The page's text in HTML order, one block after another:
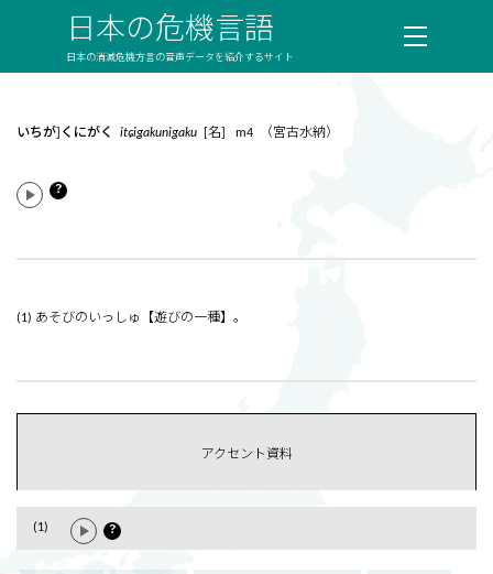
日本の危機言語
日本の消滅危機方言の音声データを紹介するサイト
いちが]くにがく itɕigakunigaku [名] m4 （宮古水納）
？
(1) あそびのいっしゅ【遊びの一種】。
アクセント資料
(1) ？